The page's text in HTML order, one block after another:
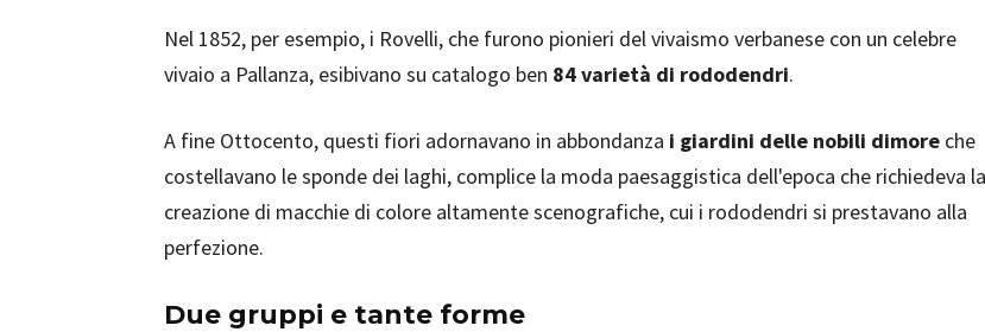
Nel 1852, per esempio, i Rovelli, che furono pionieri del vivaismo verbanese con un celebre
vivaio a Pallanza, esibivano su catalogo ben 84 varietà di rododendri.
A fine Ottocento, questi fiori adornavano in abbondanza i giardini delle nobili dimore che
costellavano le sponde dei laghi, complice la moda paesaggistica dell'epoca che richiedeva la
creazione di macchie di colore altamente scenografiche, cui i rododendri si prestavano alla
perfezione.
Due gruppi e tante forme